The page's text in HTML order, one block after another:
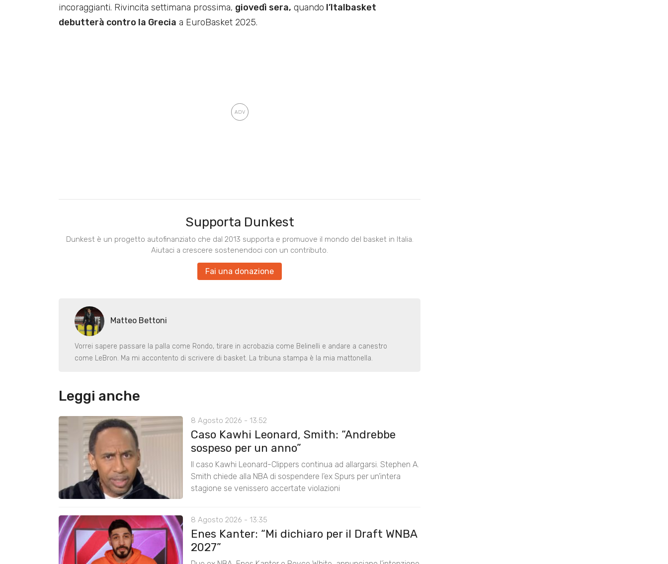
incoraggianti. Rivincita settimana prossima, giovedì sera, quando l’Italbasket
debutterà contro la Grecia a EuroBasket 2025.
Supporta Dunkest
Dunkest è un progetto autofinanziato che dal 2013 supporta e promuove il mondo del basket in Italia.
Aiutaci a crescere sostenendoci con un contributo.
Fai una donazione
Matteo Bettoni
Vorrei sapere passare la palla come Rondo, tirare in acrobazia come Belinelli e andare a canestro
come LeBron. Ma mi accontento di scrivere di basket. La tribuna stampa è la mia mattonella.
Leggi anche
8 Agosto 2026 - 13:52
Caso Kawhi Leonard, Smith: “Andrebbe
sospeso per un anno”
Il caso Kawhi Leonard-Clippers continua ad allargarsi. Stephen A.
Smith chiede alla NBA di sospendere l’ex Spurs per un’intera
stagione se venissero accertate violazioni
8 Agosto 2026 - 13:35
Enes Kanter: “Mi dichiaro per il Draft WNBA
2027”